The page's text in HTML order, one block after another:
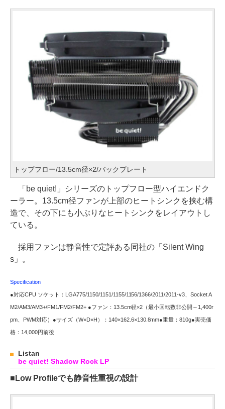
トップフロー/13.5cm径×2/バックプレート
「be quiet!」シリーズのトップフロー型ハイエンドク
ーラー。13.5cm径ファンが上部のヒートシンクを挟む構
造で、その下にも小ぶりなヒートシンクをレイアウトし
ている。
採用ファンは静音性で定評ある同社の「Silent Wing
s」。
Specification
●対応CPU ソケット：LGA775/1150/1151/1155/1156/1366/2011/2011-v3、Socket A
M2/AM3/AM3+/FM1/FM2/FM2+ ●ファン：13.5cm径×2（最小回転数非公開～1,400r
pm、PWM対応）●サイズ（W×D×H）：140×162.6×130.8mm●重量：810g●実売価
格：14,000円前後
Listan
be quiet! Shadow Rock LP
■Low Profileでも静音性重視の設計